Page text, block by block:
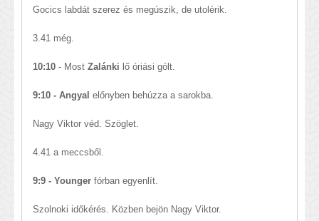
Gocics labdát szerez és megúszik, de utolérik.
3.41 még.
10:10 - Most Zalánki lő óriási gólt.
9:10 - Angyal előnyben behúzza a sarokba.
Nagy Viktor véd. Szöglet.
4.41 a meccsből.
9:9 - Younger fórban egyenlít.
Szolnoki időkérés. Közben bejön Nagy Viktor.